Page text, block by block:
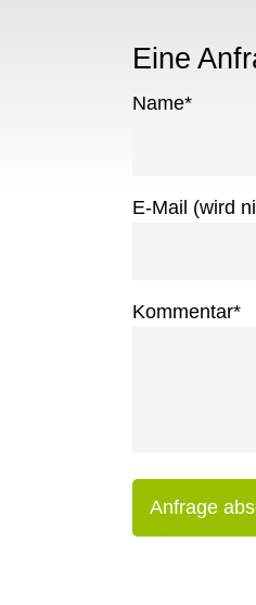
Eine
Name*
E-Mail (wird
Kommentar*
Anfrage